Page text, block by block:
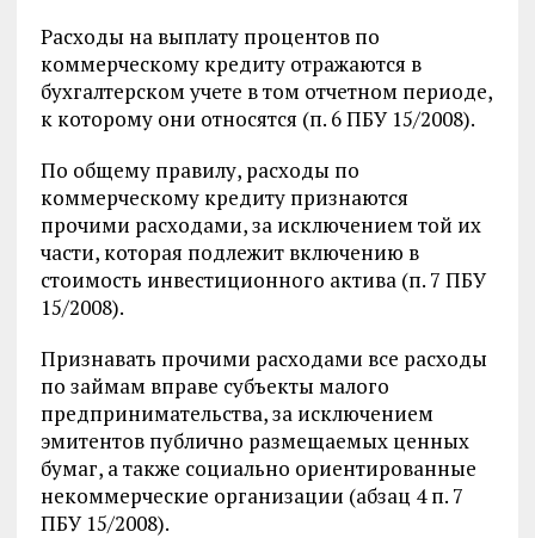
Расходы на выплату процентов по
коммерческому кредиту отражаются в
бухгалтерском учете в том отчетном периоде,
к которому они относятся (п. 6 ПБУ 15/2008).
По общему правилу, расходы по
коммерческому кредиту признаются
прочими расходами, за исключением той их
части, которая подлежит включению в
стоимость инвестиционного актива (п. 7 ПБУ
15/2008).
Признавать прочими расходами все расходы
по займам вправе субъекты малого
предпринимательства, за исключением
эмитентов публично размещаемых ценных
бумаг, а также социально ориентированные
некоммерческие организации (абзац 4 п. 7
ПБУ 15/2008).